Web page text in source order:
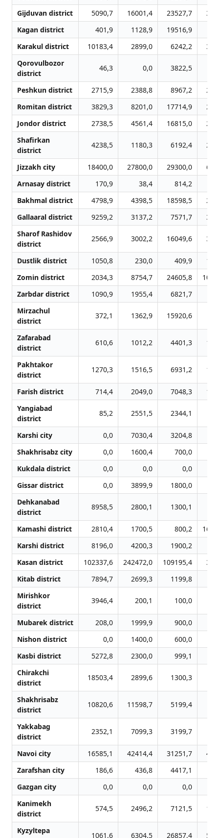
Gijduvan district
5090,7 16001,4 23527,7
Kagan district
401,9 1128,9 19516,9
Karakul district
10183,4 2899,0 6242,2
Qorovulbozor
district
46,3 0,0 3822,5
Peshkun district 2715,9 2388,8 8967,2
Romitan district
3829,3 8201,0 17714,9
Jondor district
2738,5 4561,4 16815,0
Shafirkan
district
4238,5 1180,3 6192,4
Jizzakh city 18400,0 27800,0 29300,0
Arnasay district
170,9 38,4 814,2
Bakhmal district
4798,9 4398,5 18598,5
Gallaaral district
9259,2 3137,2 7571,7
Sharof Rashidov
district
2566,9 3002,2 16049,6
Dustlik district 1050,8 230,0 409,9
Zomin district
2034,3 8754,7 24605,8
Zarbdar district
1090,9 1955,4 6821,7
Mirzachul
district
372,1 1362,9 15920,6
Zafarabad
district
610,6 1012,2 4401,3
Pakhtakor
district
1270,3 1516,5 6931,2
Farish district 714,4 2049,0 7048,3
Yangiabad
district
85,2 2551,5 2344,1
Karshi city 0,0 7030,4 3204,8
Shakhrisabz city
0,0 1600,4 700,0
Kukdala district
0,0 0,0
0,0
Gissar district
0,0 3899,9 1800,0
Dehkanabad
district
8958,5 2800,1 1300,1
Kamashi district 2810,4 1700,5 800,2
Karshi district
8196,0 4200,3 1900,2
Kasan district
102337,6 242472,0 109195,4
Kitab district
7894,7 2699,3 1199,8
Mirishkor
district
3946,4 200,1 100,0
Mubarek district 208,0 1999,9 900,0
Nishon district
0,0 1400,0 600,0
Kasbi district
5272,8 2300,0 999,1
Chirakchi
district
18503,4 2899,6 1300,3
Shakhrisabz
district
10820,6 11598,7 5199,4
Yakkabag
district
2352,1 7099,3 3199,7
Navoi city 16585,1 42414,4 31251,7
Zarafshan city
186,6 436,8 4417,1
Gazgan city
0,0 0,0
0,0
Kanimekh
district
574,5 2496,2 7121,5
Kyzyltepa
1061,6 6304,5 26857,4